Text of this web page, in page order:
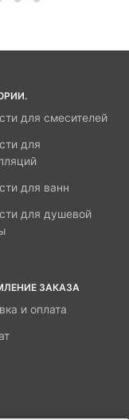
для смесителей
для
для ванн
для душевой
ЗАКАЗА
и оплата